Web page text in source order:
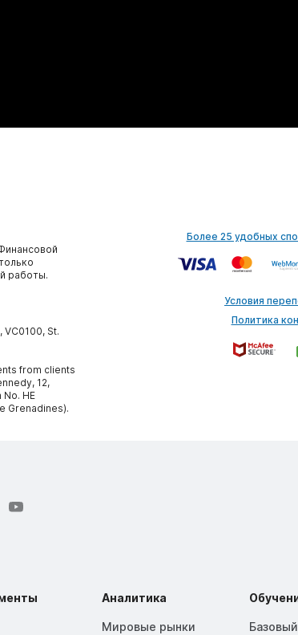
работы.
VC0100, St.
from clients
12,
No. HE
Grenadines).
Более 25 удобных
Условия
Политика
Аналитика
Мировые рынки